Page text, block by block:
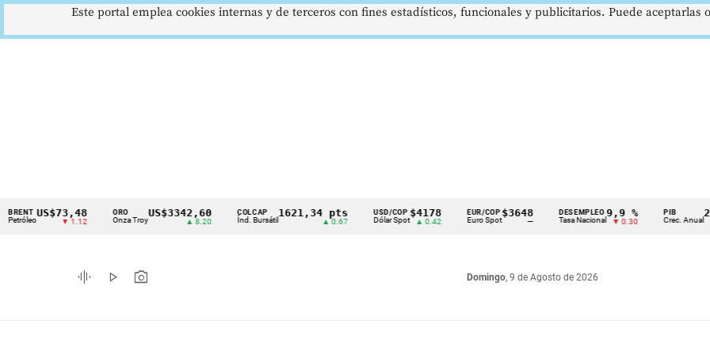
Cintillo
indicadores
económicos
US$73,48
▼ 1.12
ORO
Onza Troy
US$3342,60 COLCAP
Índ. Bursátil
1621,34 pts USD/COP
Dólar Spot
$4178
▲ 0.42
EUR/COP
Euro Spot
$3648
—
DESEMPLEO
Tasa Nacional
9,9 %
▼ 0.30
PIB
Crec. Anual
2,8 %
▲ 0.10
graphic_eq play_arrow photo_camera Domingo, 9 de Agosto de 2026
Este portal emplea cookies internas y de terceros con fines estadísticos, funcionales y publicitarios. Puede aceptarlas